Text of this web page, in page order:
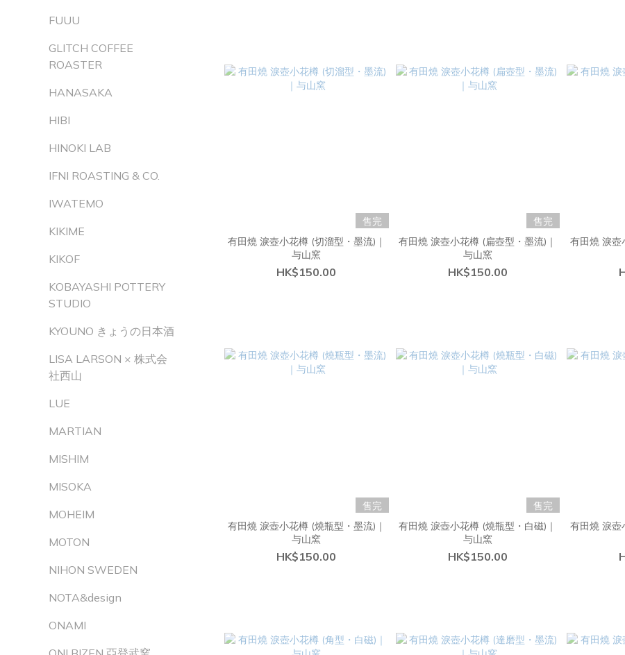
FUUU
GLITCH COFFEE
ROASTER
HANASAKA
HIBI
HINOKI LAB
IFNI ROASTING & CO.
IWATEMO
KIKIME
KIKOF
KOBAYASHI POTTERY
STUDIO
KYOUNO きょうの日本酒
LISA LARSON × 株式会
社西山
LUE
MARTIAN
MISHIM
MISOKA
MOHEIM
MOTON
NIHON SWEDEN
NOTA&design
ONAMI
售完
有田燒 淚壺小花樽 (切溜型・墨流)｜
与山窯
HK$150.00
售完
有田燒 淚壺小花樽 (扁壺型・墨流)｜
与山窯
HK$150.00
有田燒 淚壺
售完
有田燒 淚壺小花樽 (燒瓶型・墨流)｜
与山窯
HK$150.00
售完
有田燒 淚壺小花樽 (燒瓶型・白磁)｜
与山窯
HK$150.00
有田燒 淚壺